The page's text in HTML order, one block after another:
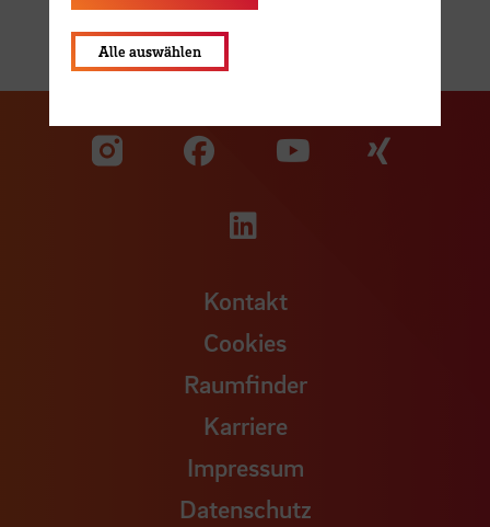
Zu unserer Facebook
Zu
Zu unserer
Kontakt
Cookies
Raumfinder
Karriere
Impressum
Datenschutz
Alle auswählen